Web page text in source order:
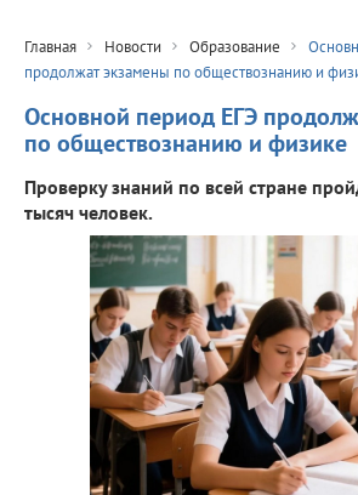
Главная Новости Образование
продолжат экзамены по обществознанию и
Основной период ЕГЭ
по обществознанию и физике
Проверку знаний по всей стране
тысяч человек.